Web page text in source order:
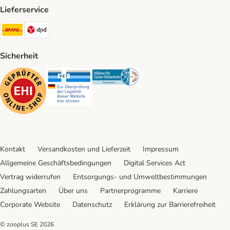
Lieferservice
DHL Shipping Method
Sicherheit
Security Security Security
Kontakt Versandkosten und Lieferzeit
Impressum
Allgemeine Geschäftsbedingungen
Digital Services Act
Vertrag widerrufen
Entsorgungs- und Umweltbestimmungen
Zahlungsarten
Über uns Partnerprogramme
Karriere
Corporate Website
Datenschutz Erklärung zur Barrierefreiheit
© zooplus SE 2026